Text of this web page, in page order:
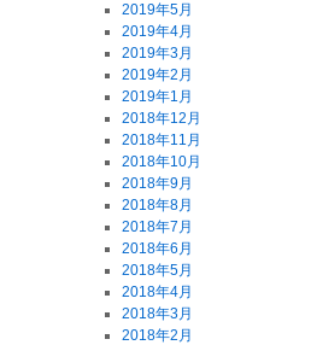
2019年5月
2019年4月
2019年3月
2019年2月
2019年1月
2018年12月
2018年11月
2018年10月
2018年9月
2018年8月
2018年7月
2018年6月
2018年5月
2018年4月
2018年3月
2018年2月